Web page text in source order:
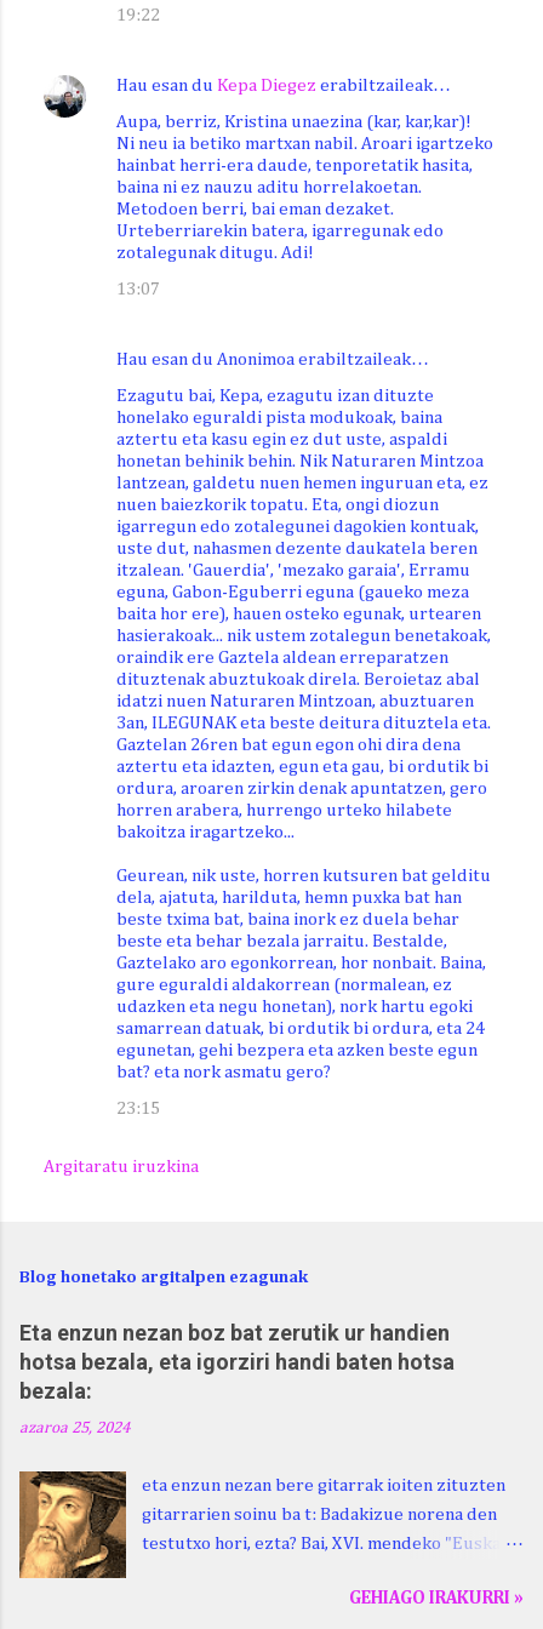
19:22
Hau esan du Kepa Diegez erabiltzaileak…
Aupa, berriz, Kristina unaezina (kar, kar,kar)!
Ni neu ia betiko martxan nabil. Aroari igartzeko
hainbat herri-era daude, tenporetatik hasita,
baina ni ez nauzu aditu horrelakoetan.
Metodoen berri, bai eman dezaket.
Urteberriarekin batera, igarregunak edo
zotalegunak ditugu. Adi!
13:07
Hau esan du Anonimoa erabiltzaileak…
Ezagutu bai, Kepa, ezagutu izan dituzte
honelako eguraldi pista modukoak, baina
aztertu eta kasu egin ez dut uste, aspaldi
honetan behinik behin. Nik Naturaren Mintzoa
lantzean, galdetu nuen hemen inguruan eta, ez
nuen baiezkorik topatu. Eta, ongi diozun
igarregun edo zotalegunei dagokien kontuak,
uste dut, nahasmen dezente daukatela beren
itzalean. 'Gauerdia', 'mezako garaia', Erramu
eguna, Gabon-Eguberri eguna (gaueko meza
baita hor ere), hauen osteko egunak, urtearen
hasierakoak... nik ustem zotalegun benetakoak,
oraindik ere Gaztela aldean erreparatzen
dituztenak abuztukoak direla. Beroietaz abal
idatzi nuen Naturaren Mintzoan, abuztuaren
3an, ILEGUNAK eta beste deitura dituztela eta.
Gaztelan 26ren bat egun egon ohi dira dena
aztertu eta idazten, egun eta gau, bi ordutik bi
ordura, aroaren zirkin denak apuntatzen, gero
horren arabera, hurrengo urteko hilabete
bakoitza iragartzeko...
Geurean, nik uste, horren kutsuren bat gelditu
dela, ajatuta, harilduta, hemn puxka bat han
beste txima bat, baina inork ez duela behar
beste eta behar bezala jarraitu. Bestalde,
Gaztelako aro egonkorrean, hor nonbait. Baina,
gure eguraldi aldakorrean (normalean, ez
udazken eta negu honetan), nork hartu egoki
samarrean datuak, bi ordutik bi ordura, eta 24
egunetan, gehi bezpera eta azken beste egun
bat? eta nork asmatu gero?
23:15
Argitaratu iruzkina
Blog honetako argitalpen ezagunak
Eta enzun nezan boz bat zerutik ur handien
hotsa bezala, eta igorziri handi baten hotsa
bezala:
azaroa 25, 2024
eta enzun nezan bere gitarrak ioiten zituzten
gitarrarien soinu ba t: Badakizue norena den
testutxo hori, ezta? Bai, XVI. mendeko "Euskara
justuri...) hitza berari ikasi genion aspaldixe.
GEHIAGO IRAKURRI »